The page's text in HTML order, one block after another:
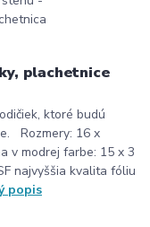
plachetnice
ktoré budú
Rozmery: 16 x
v modrej farbe: 15 x 3
najvyššia kvalita fóliu
popis